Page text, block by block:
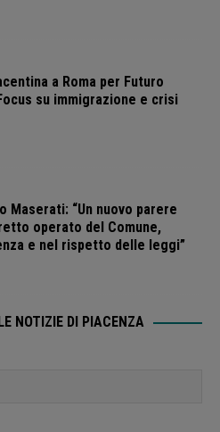
a Roma per Futuro
su immigrazione e crisi
Maserati: “Un nuovo parere
operato del Comune,
e nel rispetto delle leggi”
NOTIZIE DI PIACENZA